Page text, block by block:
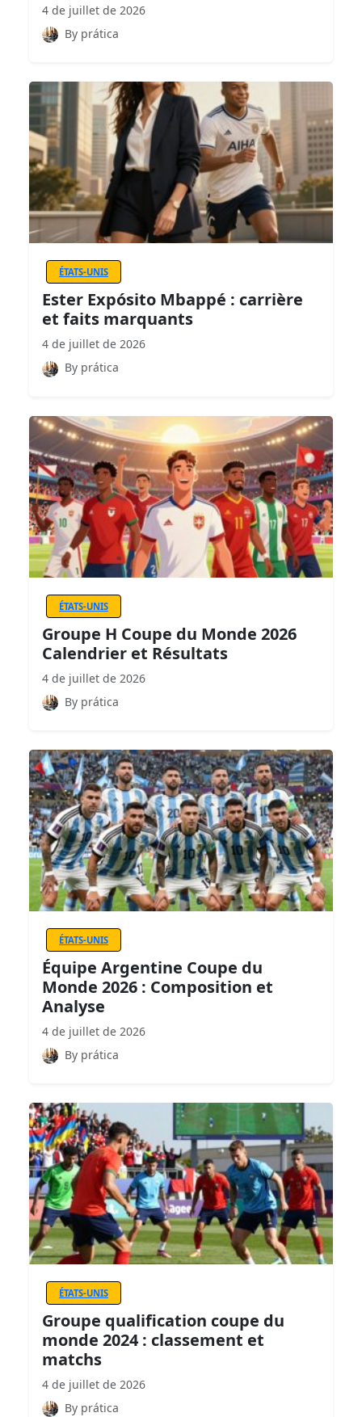
4 de juillet de 2026
By prática
ÉTATS-UNIS
Ester Expósito Mbappé : carrière
et faits marquants
4 de juillet de 2026
By prática
ÉTATS-UNIS
Groupe H Coupe du Monde 2026
Calendrier et Résultats
4 de juillet de 2026
By prática
ÉTATS-UNIS
Équipe Argentine Coupe du
Monde 2026 : Composition et
Analyse
4 de juillet de 2026
By prática
ÉTATS-UNIS
Groupe qualification coupe du
monde 2024 : classement et
matchs
4 de juillet de 2026
By prática